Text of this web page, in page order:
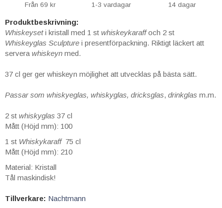
Från 69 kr
1-3 vardagar
14 dagar
Produktbeskrivning:
Whiskeyseti kristall med 1 st whiskeykaraffoch 2 st
Whiskeyglas Sculpture i presentförpackning. Riktigt läckert att
servera whiskeyn med.
37 cl ger ger whiskeyn möjlighet att utvecklas på bästa sätt.
Passar som whiskyeglas, whiskyglas, dricksglas, drinkglas m.m.
2 st whiskyglas 37 cl
Mått (Höjd mm): 100
1 st Whiskykaraff 75 cl
Mått (Höjd mm): 210
Material: Kristall
Tål maskindisk!
Tillverkare: Nachtmann